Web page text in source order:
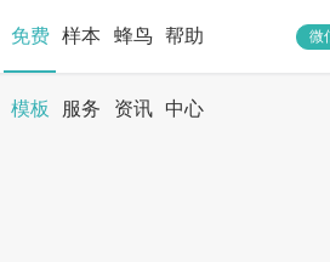
免费
模板
样本
服务
蜂鸟
资讯
帮助
中心
微
搜索